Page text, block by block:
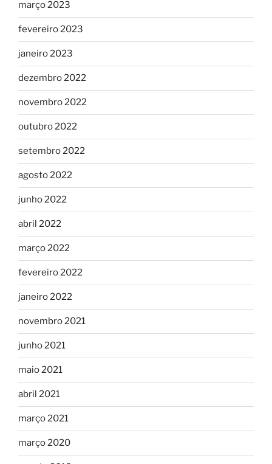
março 2023
fevereiro 2023
janeiro 2023
dezembro 2022
novembro 2022
outubro 2022
setembro 2022
agosto 2022
junho 2022
abril 2022
março 2022
fevereiro 2022
janeiro 2022
novembro 2021
junho 2021
maio 2021
abril 2021
março 2021
março 2020